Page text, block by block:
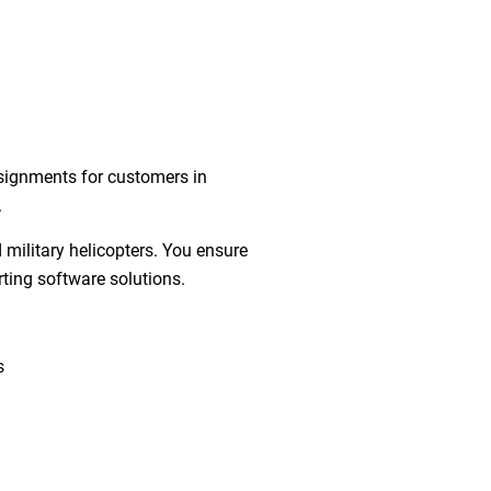
for customers in
helicopters. You ensure
software solutions.